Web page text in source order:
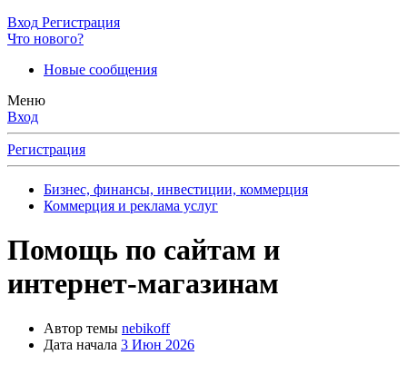
Вход Регистрация
Что нового?
Новые сообщения
Меню
Вход
Регистрация
Бизнес, финансы, инвестиции, коммерция
Коммерция и реклама услуг
Помощь по сайтам и
интернет-магазинам
Автор темы nebikoff
Дата начала 3 Июн 2026